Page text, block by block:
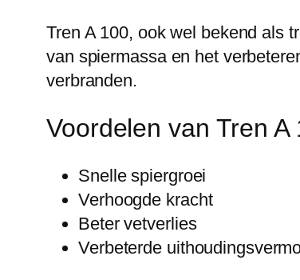
Tren A 100, ook wel bekend als
van spiermassa en het
verbranden.
Voordelen van Tren A
Snelle spiergroei
Verhoogde kracht
Beter vetverlies
Verbeterde